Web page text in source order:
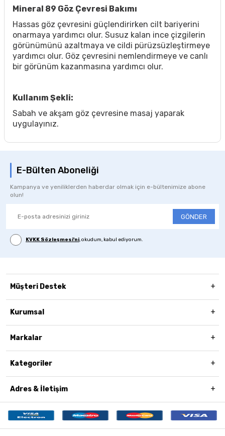
Mineral 89 Göz Çevresi Bakımı
Hassas göz çevresini güçlendirirken cilt bariyerini
onarmaya yardımcı olur. Susuz kalan ince çizgilerin
görünümünü azaltmaya ve cildi pürüzsüzleştirmeye
yardımcı olur. Göz çevresini nemlendirmeye ve canlı
bir görünüm kazanmasına yardımcı olur.
Kullanım Şekli:
Sabah ve akşam göz çevresine masaj yaparak
uygulayınız.
E-Bülten Aboneliği
Kampanya ve yeniliklerden haberdar olmak için e-bültenimize abone
olun!
GÖNDER
KVKK Sözleşmesi'ni, okudum, kabul ediyorum.
Müşteri Destek
Kurumsal
Markalar
Kategoriler
Adres & İletişim